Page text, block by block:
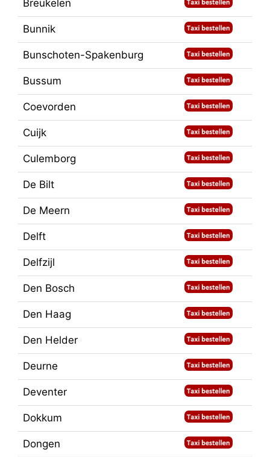
Breukelen
Bunnik
Bunschoten-Spakenburg
Bussum
Coevorden
Cuijk
Culemborg
De Bilt
De Meern
Delft
Delfzijl
Den Bosch
Den Haag
Den Helder
Deurne
Deventer
Dokkum
Dongen